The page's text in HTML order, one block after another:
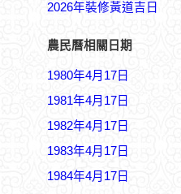
2026年裝修黃道吉日
農民曆相關日期
1980年4月17日
1981年4月17日
1982年4月17日
1983年4月17日
1984年4月17日